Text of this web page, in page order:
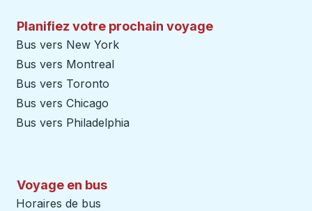
Planifiez votre prochain voyage
Bus vers New York
Bus vers Montreal
Bus vers Toronto
Bus vers Chicago
Bus vers Philadelphia
Voyage en bus
Horaires de bus